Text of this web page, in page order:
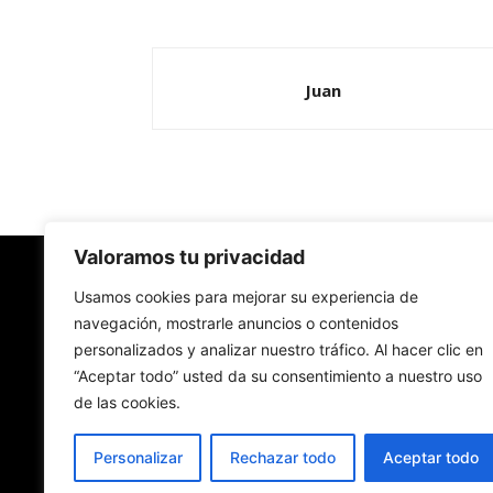
Valoramos tu privacidad
Usamos cookies para mejorar su experiencia de
navegación, mostrarle anuncios o contenidos
personalizados y analizar nuestro tráfico. Al hacer clic en
“Aceptar todo” usted da su consentimiento a nuestro uso
de las cookies.
Personalizar Rechazar todo Aceptar todo
Juan
Redes Cristianas
Una mirada alternativa sobre la Iglesia católica
- Colectivos de Redes Cristianas